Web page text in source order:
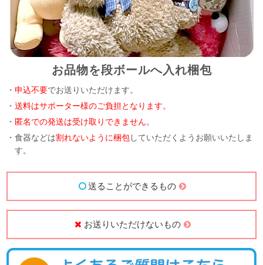
お品物を段ボールへ入れ梱包
・申込不要でお送りいただけます。
・送料はサポーター様のご負担となります。
・ 匿名での発送は受け取りできません。
・食器などは割れないように梱包していただくようお願いいたしま
す。
送ることができるもの
お送りいただけないもの